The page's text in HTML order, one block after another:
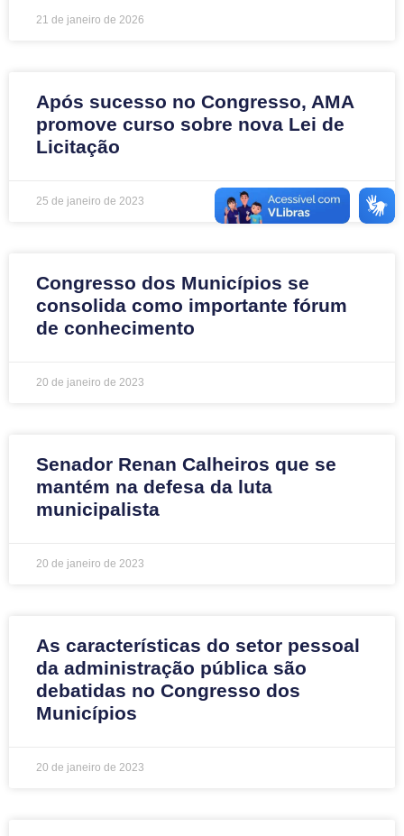
21 de janeiro de 2026
Após sucesso no Congresso, AMA
promove curso sobre nova Lei de
Licitação
25 de janeiro de 2023
Congresso dos Municípios se
consolida como importante fórum
de conhecimento
20 de janeiro de 2023
Senador Renan Calheiros que se
mantém na defesa da luta
municipalista
20 de janeiro de 2023
As características do setor pessoal
da administração pública são
debatidas no Congresso dos
Municípios
20 de janeiro de 2023